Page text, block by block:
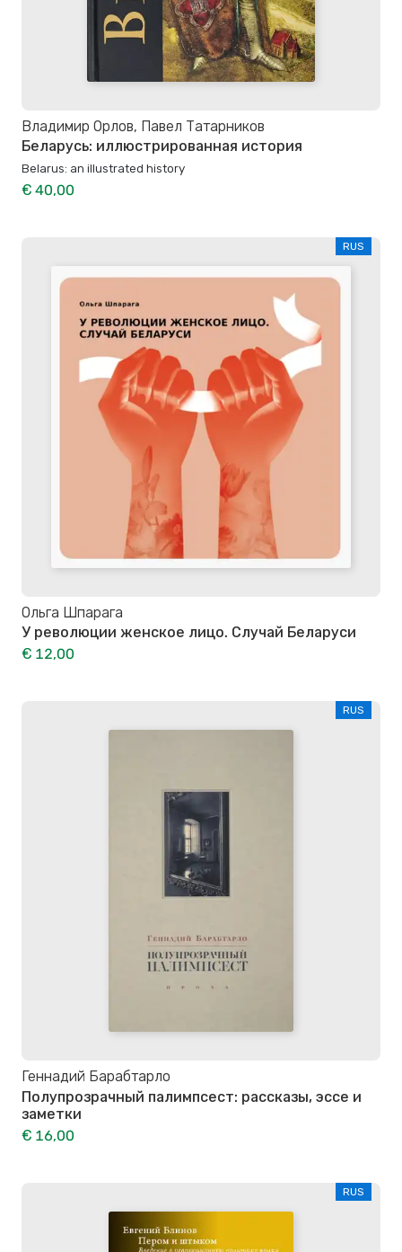
Владимир Орлов, Павел Татарников
Беларусь: иллюстрированная история
Belarus: an illustrated history
€ 40,00
RUS
Ольга Шпарага
У революции женское лицо. Случай Беларуси
€ 12,00
RUS
Геннадий Барабтарло
Полупрозрачный палимпсест: рассказы, эссе и
заметки
€ 16,00
RUS